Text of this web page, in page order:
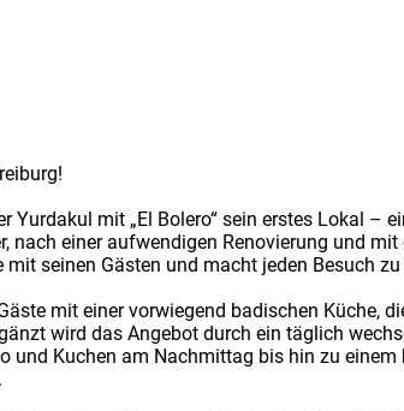
Yurdakul mit „El Bolero“ sein erstes Lokal –
nach einer aufwendigen Renovierung und
seinen Gästen und macht jeden Besuch
mit einer vorwiegend badischen Küche,
wird das Angebot durch ein täglich
und Kuchen am Nachmittag bis hin zu